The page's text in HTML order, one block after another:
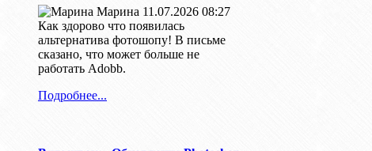
Марина 11.07.2026 08:27
Как здорово что появилась
альтернатива фотошопу! В письме
сказано, что может больше не
работать Adobb.
Подробнее...